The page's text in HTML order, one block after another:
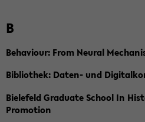
B
Behaviour: From Neural
Bibliothek: Daten- und
Bielefeld Graduate School In
Promotion